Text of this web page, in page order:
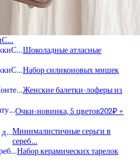
Шоколадные атласные
Набор силиконовых мишек
Женские балетки-лоферы из
Очки-новинка, 5 цветов202₽ +
Минималистичные серьги в
сереб…
Набор керамических тарелок